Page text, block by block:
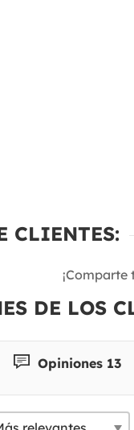
CLIENTES:
DE LOS
Opiniones 13